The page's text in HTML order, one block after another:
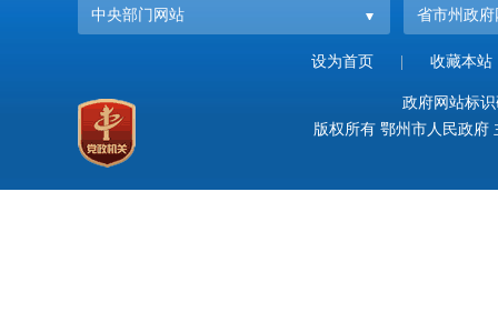
中央部门网站 省市州政府
设为首页 收藏本站
政府网站标
版权所有 鄂州市人民政府